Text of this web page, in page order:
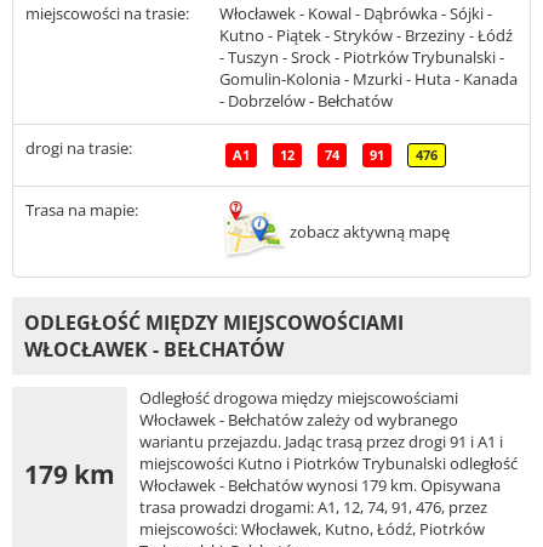
miejscowości na trasie:
Włocławek - Kowal - Dąbrówka - Sójki -
Kutno - Piątek - Stryków - Brzeziny - Łódź
- Tuszyn - Srock - Piotrków Trybunalski -
Gomulin-Kolonia - Mzurki - Huta - Kanada
- Dobrzelów - Bełchatów
drogi na trasie: A1 12 74 91 476
Trasa na mapie:
zobacz aktywną mapę
ODLEGŁOŚĆ MIĘDZY MIEJSCOWOŚCIAMI
WŁOCŁAWEK - BEŁCHATÓW
179 km
Odległość drogowa między miejscowościami
Włocławek - Bełchatów zależy od wybranego
wariantu przejazdu. Jadąc trasą przez drogi 91 i A1 i
miejscowości Kutno i Piotrków Trybunalski odległość
Włocławek - Bełchatów wynosi 179 km. Opisywana
trasa prowadzi drogami: A1, 12, 74, 91, 476, przez
miejscowości: Włocławek, Kutno, Łódź, Piotrków